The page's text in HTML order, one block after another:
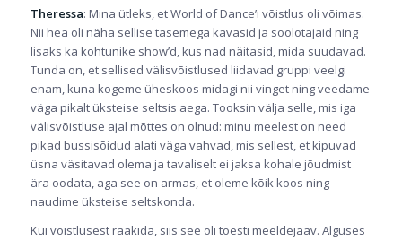
Theressa: Mina ütleks, et World of Dance’i võistlus oli võimas.
Nii hea oli näha sellise tasemega kavasid ja soolotajaid ning
lisaks ka kohtunike show’d, kus nad näitasid, mida suudavad.
Tunda on, et sellised välisvõistlused liidavad gruppi veelgi
enam, kuna kogeme üheskoos midagi nii vinget ning veedame
väga pikalt üksteise seltsis aega. Tooksin välja selle, mis iga
välisvõistluse ajal mõttes on olnud: minu meelest on need
pikad bussisõidud alati väga vahvad, mis sellest, et kipuvad
üsna väsitavad olema ja tavaliselt ei jaksa kohale jõudmist
ära oodata, aga see on armas, et oleme kõik koos ning
naudime üksteise seltskonda.
Kui võistlusest rääkida, siis see oli tõesti meeldejääv. Alguses